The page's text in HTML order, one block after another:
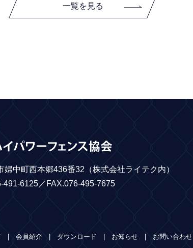
一覧を見る
婦中町西本郷436番32 （株式会社ライテク内）
491-6125／FAX.076-495-7675
会員紹介 ダウンロード お知らせ お問い合わせ